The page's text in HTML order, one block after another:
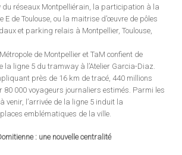
réseaux Montpelliérain, la participation à la
E de Toulouse, ou la maitrise d’œuvre de pôles
et parking relais à Montpellier, Toulouse,
de Montpellier et TaM confient de
la ligne 5 du tramway à l’Atelier Garcia-Diaz.
près de 16 km de tracé, 440 millions
80 000 voyageurs journaliers estimés. Parmi les
venir, l’arrivée de la ligne 5 induit la
emblématiques de la ville.
: une nouvelle centralité